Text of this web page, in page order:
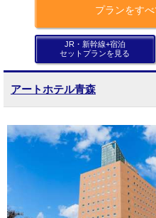
プランをす
JR・新幹線+宿泊
セットプランを見る
アートホテル青森